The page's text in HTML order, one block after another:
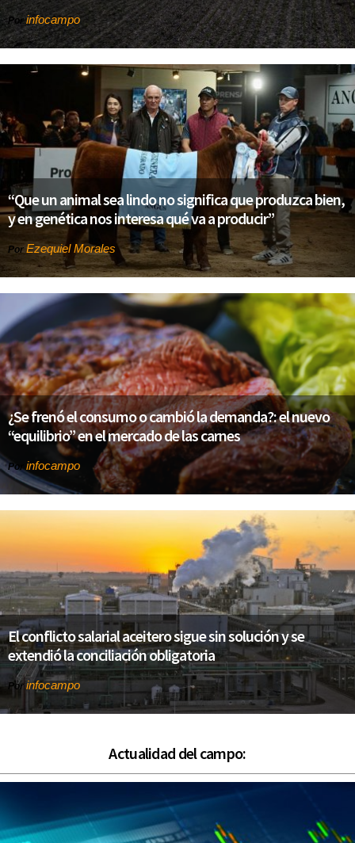
Porinfocampo
“Que un animal sea lindo no significa que produzca bien,
y en genética nos interesa qué va a producir”
Por Ezequiel Morales
¿Se frenó el consumo o cambió la demanda?: el nuevo
“equilibrio” en el mercado de las carnes
Por infocampo
El conflicto salarial aceitero sigue sin solución y se
extendió la conciliación obligatoria
Por infocampo
Actualidad del campo: